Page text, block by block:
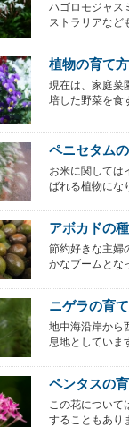
ハゴロモジャス
ストラリアなど
植物の育て
現在は、家庭菜
培した野菜を食
ペニセタム
お米に関しては
ばれる植物にな
アボカドの
節約好きな主婦
かなブームとな
ニゲラの育
地中海沿岸から
息地としていま
ペンタスの
この花について
することもあり